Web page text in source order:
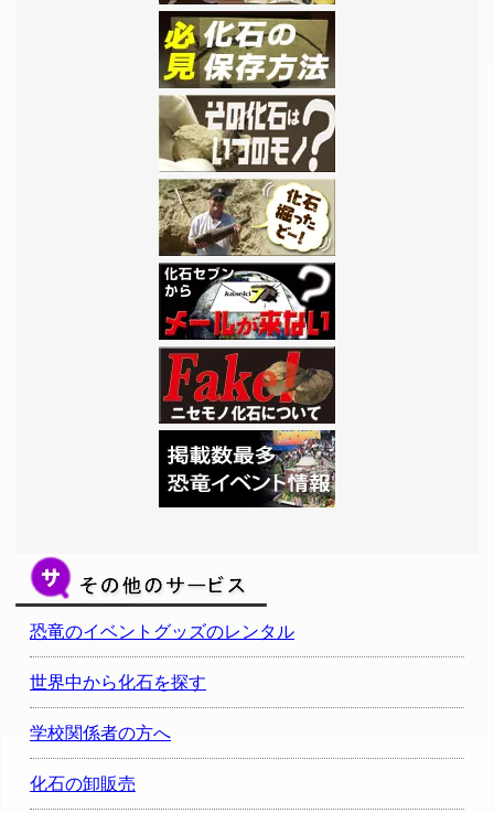
恐竜のイベントグッズのレンタル
世界中から化石を探す
学校関係者の方へ
化石の卸販売